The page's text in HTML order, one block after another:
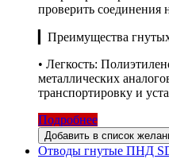
проверить соединения
▎Преимущества
• Легкость:
металлических
транспортировку и
Подробнее
Добавить в список
Отводы гнутые ПНД